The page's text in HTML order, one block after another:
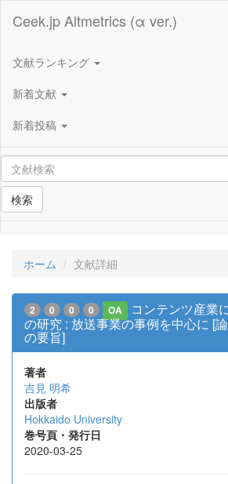
Ceek.jp Altmetrics (α ver.)
文献ランキング
新着文献
新着投稿
検索
ホーム 文献詳細
2 0 0 0 OA
コンテンツ産業
の研究 : 放送事業の事例を中心に [
の要旨]
著者
吉見 明希
出版者
Hokkaido University
巻号頁・発行日
2020-03-25